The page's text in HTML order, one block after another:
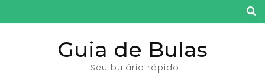
para
Guia de Bulas
Seu bulário rápido